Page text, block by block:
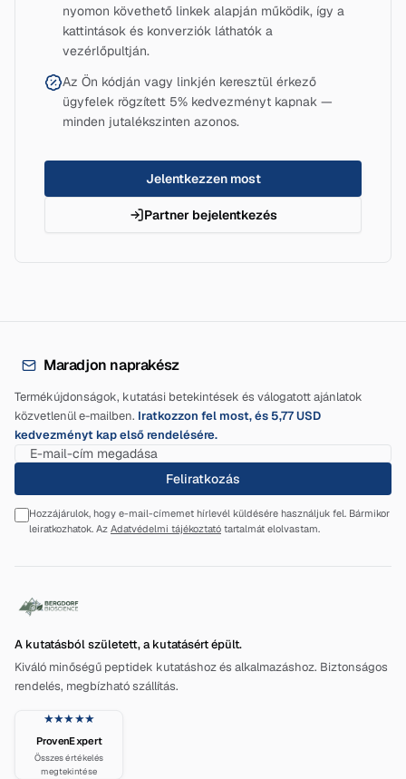
nyomon követhető linkek alapján működik, így a
kattintások és konverziók láthatók a
vezérlőpultján.
Az Ön kódján vagy linkjén keresztül érkező
ügyfelek rögzített 5% kedvezményt kapnak —
minden jutalékszinten azonos.
Jelentkezzen most
Partner bejelentkezés
Maradjon naprakész
Termékújdonságok, kutatási betekintések és válogatott ajánlatok
közvetlenül e-mailben. Iratkozzon fel most, és 5,77 USD
kedvezményt kap első rendelésére.
Feliratkozás
Hozzájárulok, hogy e-mail-címemet hírlevél küldésére használjuk fel. Bármikor
leiratkozhatok. Az Adatvédelmi tájékoztató tartalmát elolvastam.
A kutatásból született, a kutatásért épült.
Kiváló minőségű peptidek kutatáshoz és alkalmazáshoz. Biztonságos
rendelés, megbízható szállítás.
★★★★★
ProvenExpert
Összes értékelés
megtekintése